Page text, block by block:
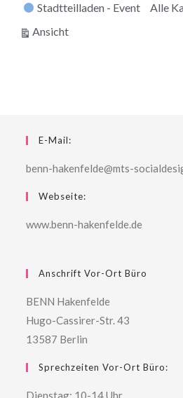
Stadtteilladen - Event
Alle
Ansichtausdrucken
E-Mail:
benn-hakenfelde@mts-
Webseite:
www.benn-hakenfelde.de
Anschrift Vor-Ort Büro
BENN Hakenfelde
Hugo-Cassirer-Str. 43
13587 Berlin
Sprechzeiten Vor-Ort Büro:
Dienstag: 10-14 Uhr